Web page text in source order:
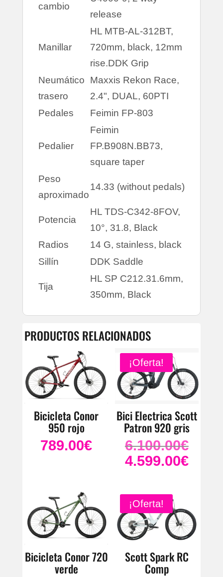
cambio
release
Manillar
HL MTB-AL-312BT,
720mm, black, 12mm
rise.DDK Grip
Neumático
trasero
Maxxis Rekon Race,
2.4", DUAL, 60PTI
Pedales
Feimin FP-803
Pedalier
Feimin
FP.B908N.BB73,
square taper
Peso
aproximado
14.33 (without pedals)
Potencia
HL TDS-C342-8FOV,
10°, 31.8, Black
Radios
14 G, stainless, black
Sillín
DDK Saddle
Tija
HL SP C212.31.6mm,
350mm, Black
PRODUCTOS RELACIONADOS
Bicicleta Conor
950 rojo
789.00€
¡Oferta!
Bici Electrica Scott
Patron 920 gris
6.100.00€El
precio
4.599.00€El
Bicicleta Conor 720
verde
¡Oferta!
Scott Spark RC
Comp